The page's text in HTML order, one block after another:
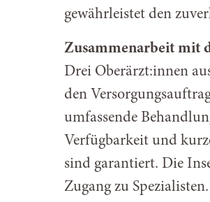
gewährleistet den
Zusammenarbeit mit
Drei Oberärzt:innen
den
umfassende
Verfügbarkeit und
sind garantiert. Die
Zugang zu